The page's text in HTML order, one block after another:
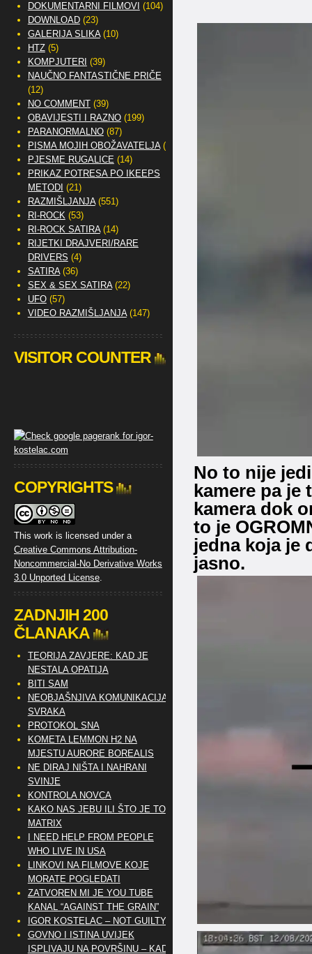
No to nije
kamere pa je
kamera dok
to je
jedna koja je
jasno.
DOKUMENTARNI FILMOVI (104)
DOWNLOAD(23)
GALERIJA SLIKA(10)
HTZ(5)
KOMPJUTERI (39)
NAUČNO FANTASTIČNE PRIČE
(12)
NO COMMENT(39)
OBAVIJESTI I RAZNO(199)
PARANORMALNO(87)
PISMA MOJIH OBOŽAVATELJA(2)
PJESME RUGALICE (14)
PRIKAZ POTRESA PO IKEEPS
METODI (21)
RAZMIŠLJANJA(551)
RI-ROCK(53)
RI-ROCK SATIRA(14)
RIJETKI DRAJVERI/RARE
DRIVERS (4)
SATIRA(36)
SEX & SEX SATIRA(22)
UFO(57)
VIDEO RAZMIŠLJANJA(147)
VISITOR COUNTER
COPYRIGHTS
This work is licensed under a
Creative Commons Attribution-
Noncommercial-No Derivative Works
3.0 Unported License.
ZADNJIH 200
ČLANAKA
TEORIJA ZAVJERE: KAD JE
NESTALA OPATIJA
BITI SAM
NEOBJAŠNJIVA KOMUNIKACIJA
SVRAKA
PROTOKOL SNA
KOMETA LEMMON H2 NA
MJESTU AURORE BOREALIS
NE DIRAJ NIŠTA I NAHRANI
SVINJE
KONTROLA NOVCA
KAKO NAS JEBU ILI ŠTO JE TO
MATRIX
I NEED HELP FROM PEOPLE
WHO LIVE IN USA
LINKOVI NA FILMOVE KOJE
MORATE POGLEDATI
ZATVOREN MI JE YOU TUBE
KANAL “AGAINST THE GRAIN”
IGOR KOSTELAC – NOT GUILTY
GOVNO I ISTINA UVIJEK
ISPLIVAJU NA POVRŠINU – KAD